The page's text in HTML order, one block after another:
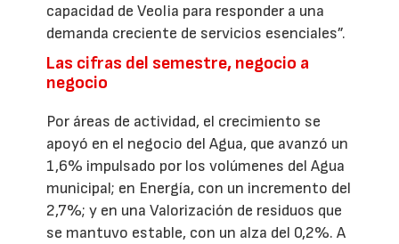
capacidad de Veolia para responder a una
demanda creciente de servicios esenciales”.
Las cifras del semestre, negocio a
negocio
Por áreas de actividad, el crecimiento se
apoyó en el negocio del Agua, que avanzó un
1,6% impulsado por los volúmenes del Agua
municipal; en Energía, con un incremento del
2,7%; y en una Valorización de residuos que
se mantuvo estable, con un alza del 0,2%. A